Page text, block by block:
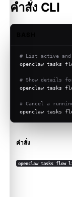
คำสั่ง CLI
# List active
openclaw tasks
# Show details
openclaw tasks
# Cancel a
openclaw tasks
คำสั่ง
openclaw tasks flow